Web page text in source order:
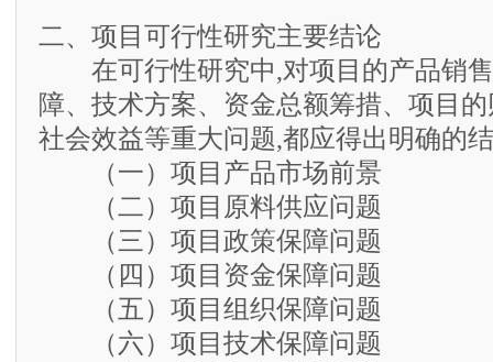
二、项目可行性研究主要结论
在可行性研究中,对项目的产品销售
障、技术方案、资金总额筹措、项目
社会效益等重大问题,都应得出明确的
（一）项目产品市场前景
（二）项目原料供应问题
（三）项目政策保障问题
（四）项目资金保障问题
（五）项目组织保障问题
（六）项目技术保障问题